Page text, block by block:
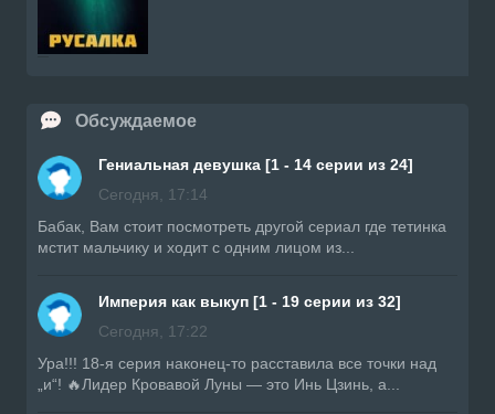
Обсуждаемое
Гениальная девушка [1 - 14 серии из 24]
Сегодня, 17:14
Бабак, Вам стоит посмотреть другой сериал где тетинка
мстит мальчику и ходит с одним лицом из...
Империя как выкуп [1 - 19 серии из 32]
Сегодня, 17:22
Ура!!! 18-я серия наконец-то расставила все точки над
„и“! 🔥Лидер Кровавой Луны — это Инь Цзинь, а...